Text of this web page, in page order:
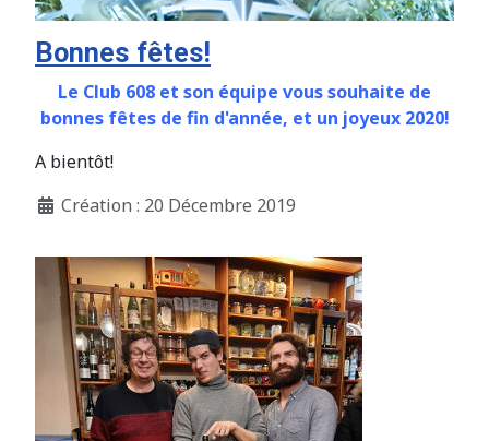
Bonnes fêtes!
Le Club 608 et son équipe vous souhaite de
bonnes fêtes de fin d'année, et un joyeux 2020!
A bientôt!
Création : 20 Décembre 2019